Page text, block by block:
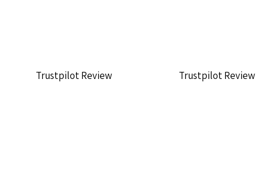
Trustpilot Review Trustpilot Review